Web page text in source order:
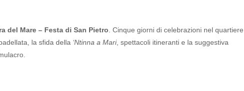
del Mare – Festa di San Pietro . Cinque giorni di celebrazioni nel quartiere
la sfida della ‘Ntinna a Mari, spettacoli itineranti e la suggestiva